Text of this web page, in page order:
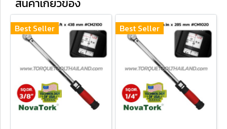
Best Seller Best Seller